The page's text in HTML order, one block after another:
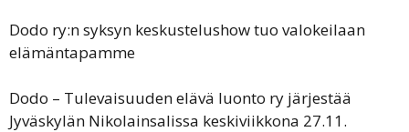
Dodo ry:n syksyn keskustelushow tuo valokeilaan
elämäntapamme
Dodo – Tulevaisuuden elävä luonto ry järjestää
Jyväskylän Nikolainsalissa keskiviikkona 27.11.